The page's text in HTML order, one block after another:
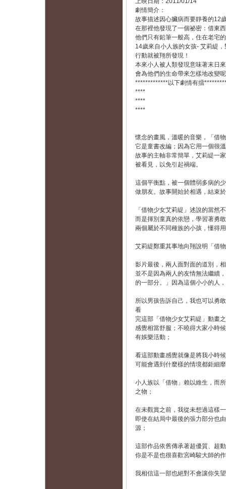
劇情簡介：
故事描述因心臟病而要靜養的12
在那裡他發現了一個祕密：借東
他們只有鉛筆一般高，住在老宅
14歲來自小人族的女孩- 艾莉緹
行動就被翔所發現！
本來小人被人類發現意味著末日
會為他們的生命帶來怎樣地改變
*************以下劇情有擂
****
****
****
懷念的畫風，溫暖的音樂，「借
它是童書改編；因為它用一個很
故事的主軸非常簡單，艾莉緹一
被看見，以免引起禍端。
這個平衡點，被一個體弱多病的
做朋友。故事開始於相遇，結束
「借物少女艾莉緹」述說的當然
而是揮別童真的依戀，學習著勇
兩個屬於不同種族的小孩，懂得
艾莉緹鄭重其事地向翔說明「借
影片最後，兩人面對面的道別，
並不是因為兩人的友情無法繼續
的一部分。」因為這個小小的人
所以男孩告訴自己，我也可以勇
看
完這部「借物少女艾莉緹」動畫
感覺相當舒服；不曉得大家小時
有娛樂活動；
看這部動畫感覺就像是將我小時
可能會遇到什麼樣的情境都鉅細
小人族以「借物」賴以維生，而
之物；
在未觀賞之前，我從未想過這樣
即使在結局中最後的張力部分也
源；
這部作品依舊傳承著超優質、超
你是不是也很喜歡宮崎駿大師的
我相信這一部也絕對不會讓你失